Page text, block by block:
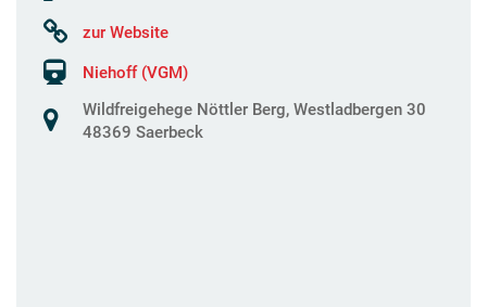
zur Website
Niehoff (VGM)
Wildfreigehege Nöttler Berg, Westladbergen 30
48369 Saerbeck